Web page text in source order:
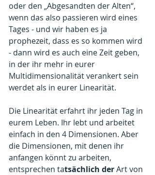
oder den „Abgesandten der Alten“,
wenn das also passieren wird eines
Tages - und wir haben es ja
prophezeit, dass es so kommen wird
- dann wird es auch eine Zeit geben,
in der ihr mehr in eurer
Multidimensionalität verankert sein
werdet als in eurer Linearität.
Die Linearität erfahrt ihr jeden Tag in
eurem Leben. Ihr lebt und arbeitet
einfach in den 4 Dimensionen. Aber
die Dimensionen, mit denen ihr
anfangen könnt zu arbeiten,
entsprechen tatsächlich der Art von